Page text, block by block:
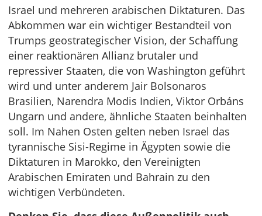
Israel und mehreren arabischen Diktaturen. Das
Abkommen war ein wichtiger Bestandteil von
Trumps geostrategischer Vision, der Schaffung
einer reaktionären Allianz brutaler und
repressiver Staaten, die von Washington geführt
wird und unter anderem Jair Bolsonaros
Brasilien, Narendra Modis Indien, Viktor Orbáns
Ungarn und andere, ähnliche Staaten beinhalten
soll. Im Nahen Osten gelten neben Israel das
tyrannische Sisi-Regime in Ägypten sowie die
Diktaturen in Marokko, den Vereinigten
Arabischen Emiraten und Bahrain zu den
wichtigen Verbündeten.